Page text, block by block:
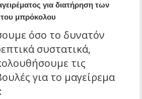
για διατήρηση των
του μπρόκολου
όσο το δυνατόν
συστατικά,
τις
για το μαγείρεμα